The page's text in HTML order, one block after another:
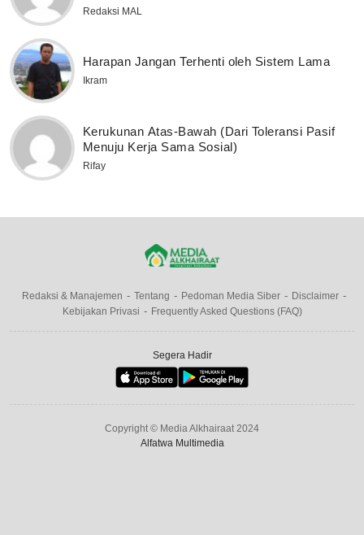
Redaksi MAL
Harapan Jangan Terhenti oleh Sistem Lama
Ikram
Kerukunan Atas-Bawah (Dari Toleransi Pasif
Menuju Kerja Sama Sosial)
Rifay
Redaksi & Manajemen Tentang Pedoman Media Siber
Disclaimer
Kebijakan Privasi
Frequently Asked Questions (FAQ)
Segera Hadir
Copyright © Media Alkhairaat 2024
Alfatwa Multimedia